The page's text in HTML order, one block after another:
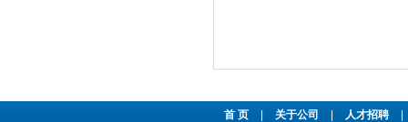
首 页 关于公司 人才招聘